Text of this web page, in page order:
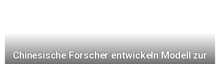
Chinesische Forscher entwickeln Modell zur